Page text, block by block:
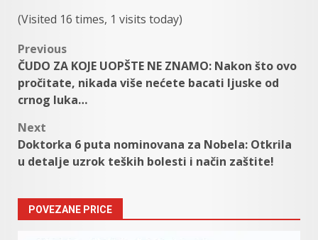
(Visited 16 times, 1 visits today)
Post
navigation
Previous
ČUDO ZA KOJE UOPŠTE NE ZNAMO: Nakon što ovo
pročitate, nikada više nećete bacati ljuske od
crnog luka…
Next
Doktorka 6 puta nominovana za Nobela: Otkrila
u detalje uzrok teških bolesti i način zaštite!
POVEZANE PRICE